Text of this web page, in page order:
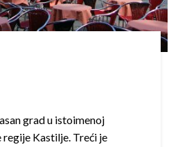
grad u istoimenoj
Kastilje. Treći je